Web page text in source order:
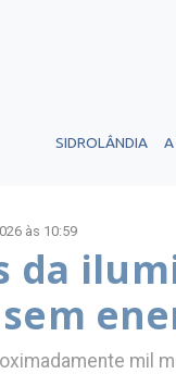
SIDROLÂNDIA A
às 10:59
da
mil